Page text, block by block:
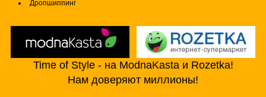
Дропшиппинг
Time of Style - на ModnaKasta и Rozetka!
Нам доверяют миллионы!